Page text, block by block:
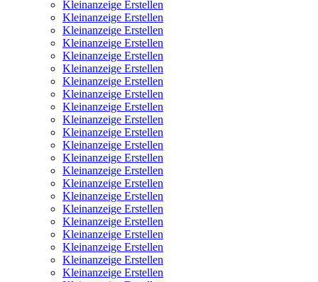
Kleinanzeige Erstellen
Kleinanzeige Erstellen
Kleinanzeige Erstellen
Kleinanzeige Erstellen
Kleinanzeige Erstellen
Kleinanzeige Erstellen
Kleinanzeige Erstellen
Kleinanzeige Erstellen
Kleinanzeige Erstellen
Kleinanzeige Erstellen
Kleinanzeige Erstellen
Kleinanzeige Erstellen
Kleinanzeige Erstellen
Kleinanzeige Erstellen
Kleinanzeige Erstellen
Kleinanzeige Erstellen
Kleinanzeige Erstellen
Kleinanzeige Erstellen
Kleinanzeige Erstellen
Kleinanzeige Erstellen
Kleinanzeige Erstellen
Kleinanzeige Erstellen